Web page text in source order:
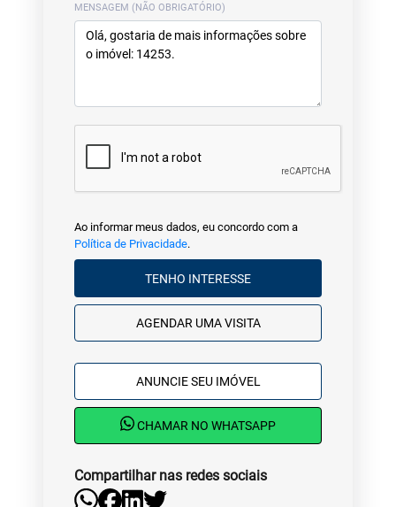
MENSAGEM (NÃO OBRIGATÓRIO)
Ao informar meus dados, eu concordo com a
Política de Privacidade.
TENHO INTERESSE
AGENDAR UMA VISITA
ANUNCIE SEU IMÓVEL
CHAMAR NO WHATSAPP
Compartilhar nas redes sociais